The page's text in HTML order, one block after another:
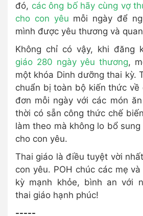
đó, các ông bố hãy cùng vợ
cho con yêu mỗi ngày để
mình được yêu thương và
Không chỉ có vậy, khi đăng
giáo 280 ngày yêu thương,
một khóa Dinh dưỡng thai kỳ.
chuẩn bị toàn bộ kiến thức
đơn mỗi ngày với các món
thời có sẵn công thức chế
làm theo mà không lo bổ
cho con yêu.
Thai giáo là điều tuyệt vời
con yêu. POH chúc các mẹ
kỳ mạnh khỏe, bình an với
thai giáo hạnh phúc!
-----